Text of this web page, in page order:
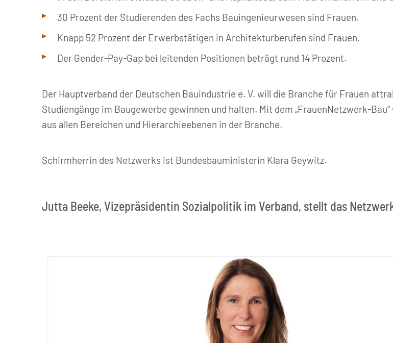
30 Prozent der Studierenden des Fachs Bauingenieurwesen sind Frauen.
Knapp 52 Prozent der Erwerbstätigen in Architekturberufen sind Frauen.
Der Gender-Pay-Gap bei leitenden Positionen beträgt rund 14 Prozent.
Der Hauptverband der Deutschen Bauindustrie e. V. will die Branche für Frauen
Studiengänge im Baugewerbe gewinnen und halten. Mit dem „FrauenNetzwerk-
aus allen Bereichen und Hierarchieebenen in der Branche.
Schirmherrin des Netzwerks ist Bundesbauministerin Klara Geywitz.
Jutta Beeke, Vizepräsidentin Sozialpolitik im Verband, stellt das